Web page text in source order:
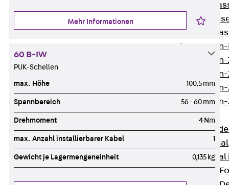
STU
ST
LGG
Bodenkanäle
Zurück
BK Bodenkanal
KLK
Bodenkanal-
Mehr Informationen
60 B-IW
PUK-Schellen
max. Höhe 100,5 mm
Spannbereich 56 - 60 mm
Drehmoment 4 Nm
max. Anzahl installierbarer Kabel 1
Gewicht je Lagermengeneinheit 0,135 kg